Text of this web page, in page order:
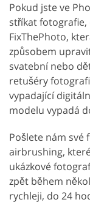
Pokud jste ve
stříkat
FixThePhoto,
způsobem
svatební nebo
retušéry
vypadající
modelu vypadá
Pošlete nám své
airbrushing,
ukázkové
zpět během
rychleji, do 24